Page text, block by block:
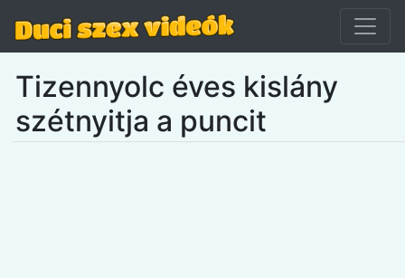
Tizennyolc éves kislány
szétnyitja a puncit